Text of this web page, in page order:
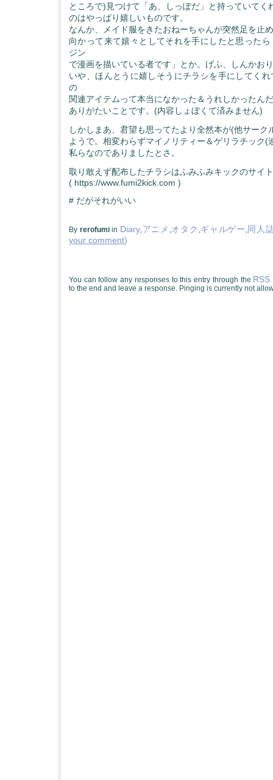
ところで)見つけて「あ、しっぽだ」と持っていてく
のはやっぱり嬉しいものです。
なんか、メイド服をきたおねーちゃんが突然足を止
向かって来て嬉々としてそれを手にしたと思った
ジン
で漫画を描いている者です」とか。げふ、しんかお
いや、ほんとうに嬉しそうにチラシを手にしてく
の
関連アイテムって本当になかった＆うれしかったん
ありがたいことです。(内容しょぼくて済みません)
しかしまあ、君望も思ってたより全然本が(他サーク
ようで。相変わらずマイノリティー＆ゲリラチック(
私らなのでありましたとさ。
取り敢えず配布したチラシはふみふみキックのサイ
( https://www.fumi2kick.com )
# だがそれがいい
By rerofumiin Diary アニメ オタク ギャルゲー 同人
your comment)
You can follow any responses to this entry through the RSS
to the end and leave a response. Pinging is currently not